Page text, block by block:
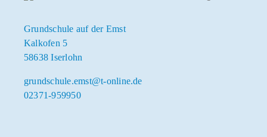
Grundschule auf der Emst
Kalkofen 5
58638 Iserlohn
grundschule.emst@t-online.de
02371-959950